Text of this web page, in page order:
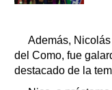
Además,
del Como, fue
destacado de la